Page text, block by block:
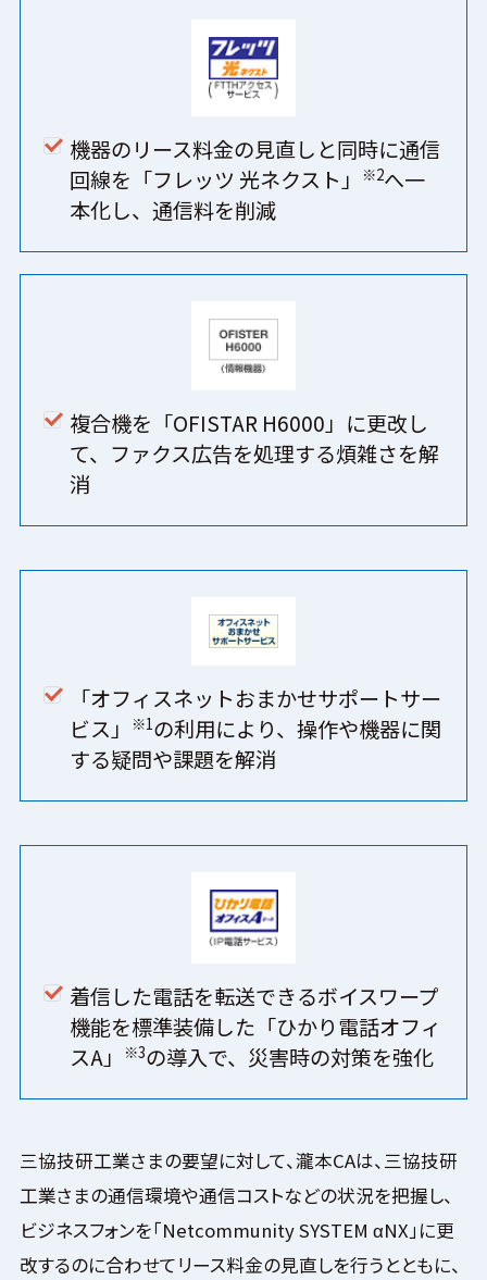
機器のリース料金の見直しと同時に通信
回線を「フレッツ 光ネクスト」
※2へ一
本化し、通信料を削減
複合機を「OFISTAR H6000」に更改し
て、ファクス広告を処理する煩雑さを解
消
「オフィスネットおまかせサポートサー
ビス」
※1の利用により、操作や機器に関
する疑問や課題を解消
着信した電話を転送できるボイスワープ
機能を標準装備した「ひかり電話オフィ
スA」
※3の導入で、災害時の対策を強化
三協技研工業さまの要望に対して、瀧本CAは、三協技研
工業さまの通信環境や通信コストなどの状況を把握し、
ビジネスフォンを「Netcommunity SYSTEM αNX」に更
改するのに合わせてリース料金の見直しを行うとともに、